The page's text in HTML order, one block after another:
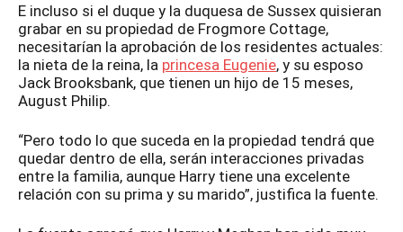
E incluso si el duque y la duquesa de Sussex quisieran
grabar en su propiedad de Frogmore Cottage,
necesitarían la aprobación de los residentes actuales:
la nieta de la reina, la princesa Eugenie, y su esposo
Jack Brooksbank, que tienen un hijo de 15 meses,
August Philip.
“Pero todo lo que suceda en la propiedad tendrá que
quedar dentro de ella, serán interacciones privadas
entre la familia, aunque Harry tiene una excelente
relación con su prima y su marido”, justifica la fuente.